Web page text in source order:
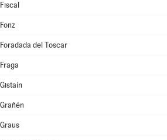
Fiscal
Fonz
Foradada del Toscar
Fraga
Gistaín
Grañén
Graus